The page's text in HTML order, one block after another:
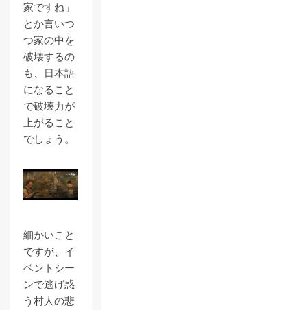
家ですね」
とか言いつ
つ家の中を
破壊するの
も、日本語
になること
で破壊力が
上がること
でしょう。
細かいこと
ですが、イ
ベントシー
ンで逃げ惑
う村人の悲